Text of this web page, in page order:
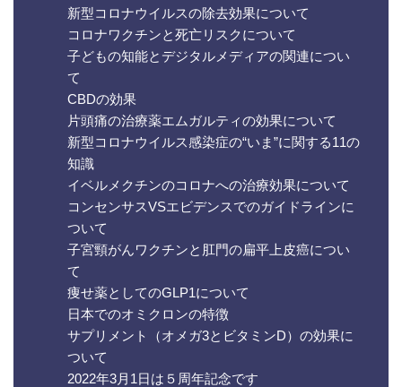
新型コロナウイルスの除去効果について
コロナワクチンと死亡リスクについて
子どもの知能とデジタルメディアの関連につい
て
CBDの効果
片頭痛の治療薬エムガルティの効果について
新型コロナウイルス感染症の“いま”に関する11の
知識
イベルメクチンのコロナへの治療効果について
コンセンサスVSエビデンスでのガイドラインに
ついて
子宮頸がんワクチンと肛門の扁平上皮癌につい
て
痩せ薬としてのGLP1について
日本でのオミクロンの特徴
サプリメント（オメガ3とビタミンD）の効果に
ついて
2022年3月1日は５周年記念です